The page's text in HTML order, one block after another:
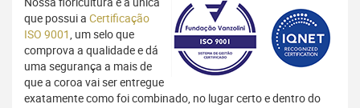
que possui a Certificação
ISO 9001, um selo que
comprova a qualidade e dá
uma segurança a mais de
que a coroa vai ser entregue
exatamente como foi combinado, no lugar certo e dentro do